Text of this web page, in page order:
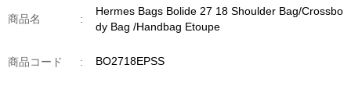
商品名 :
Hermes Bags Bolide 27 18 Shoulder Bag/Crossbo
dy Bag /Handbag Etoupe
商品コード : BO2718EPSS